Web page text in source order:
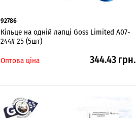
92786
Кільце на одній лапці Goss Limited A07-
244# 25 (5шт)
Оптова ціна
344.43 грн.